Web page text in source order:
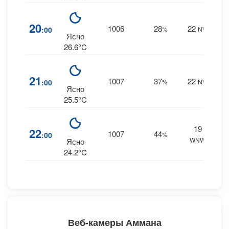
20:00
Ясно
26.6°C
1006 28% 22 NW
21 :00
Ясно
25.5°C
1007 37% 22 NW
22:00
Ясно
24.2°C
1007 44%
19
WNW
Веб-камеры Аммана